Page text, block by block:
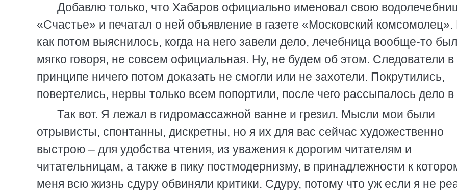
Добавлю только, что Хабаров официально именовал свою
«Счастье» и печатал о ней объявление в газете «Московский
как потом выяснилось, когда на него завели дело, лечебница вообще-то
мягко говоря, не совсем официальная. Ну, не будем об этом. Следователи в
принципе ничего потом доказать не смогли или не захотели. Покрутились,
повертелись, нервы только всем попортили, после чего рассыпалось дело в
Так вот. Я лежал в гидромассажной ванне и грезил. Мысли мои были
отрывисты, спонтанны, дискретны, но я их для вас сейчас художественно
выстрою – для удобства чтения, из уважения к дорогим читателям и
читательницам, а также в пику постмодернизму, в принадлежности к
меня всю жизнь сдуру обвиняли критики. Сдуру, потому что уж если я не